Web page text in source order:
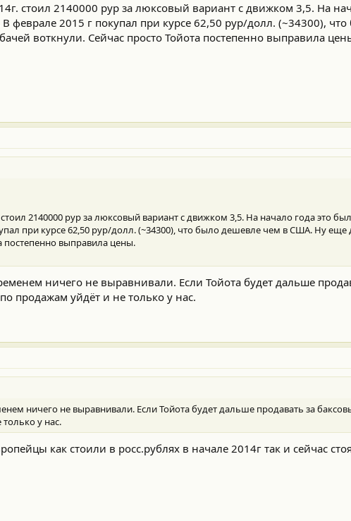
стоил 2140000 рур за люксовый вариант с движком 3,5. На
феврале 2015 г покупал при курсе 62,50 рур/долл. (~34300),
воткнули. Сейчас просто Тойота постепенно выправила
2140000 рур за люксовый вариант с движком 3,5. На начало года это
при курсе 62,50 рур/долл. (~34300), что было дешевле чем в США. Ну еще
постепенно выправила цены.
ничего не выравнивали. Если Тойота будет дальше
продажам уйдёт и не только у нас.
ничего не выравнивали. Если Тойота будет дальше продавать за
у нас.
как стоили в росс.рублях в начале 2014г так и сейчас